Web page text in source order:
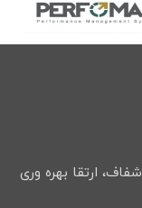
ارتقا بهره وری